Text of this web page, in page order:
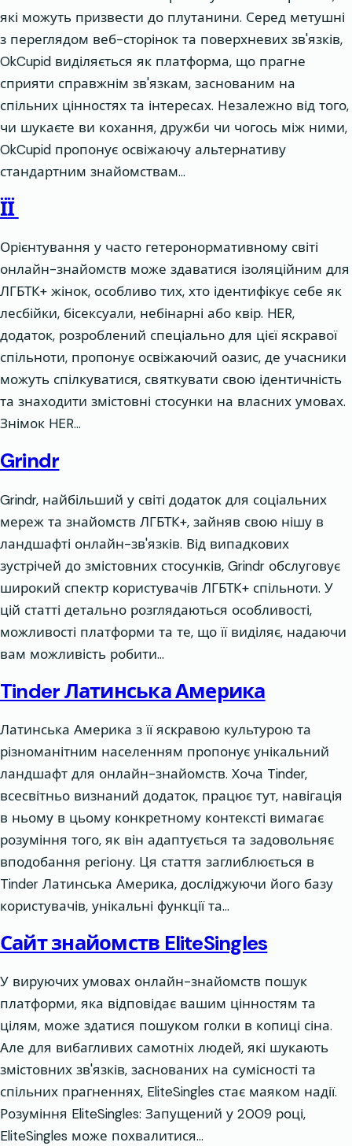
які можуть призвести до плутанини. Серед метушні
з переглядом веб-сторінок та поверхневих зв'язків,
OkCupid виділяється як платформа, що прагне
сприяти справжнім зв'язкам, заснованим на
спільних цінностях та інтересах. Незалежно від того,
чи шукаєте ви кохання, дружби чи чогось між ними,
OkCupid пропонує освіжаючу альтернативу
стандартним знайомствам…
ЇЇ
Орієнтування у часто гетеронормативному світі
онлайн-знайомств може здаватися ізоляційним для
ЛГБТК+ жінок, особливо тих, хто ідентифікує себе як
лесбійки, бісексуали, небінарні або квір. HER,
додаток, розроблений спеціально для цієї яскравої
спільноти, пропонує освіжаючий оазис, де учасники
можуть спілкуватися, святкувати свою ідентичність
та знаходити змістовні стосунки на власних умовах.
Знімок HER…
Grindr
Grindr, найбільший у світі додаток для соціальних
мереж та знайомств ЛГБТК+, зайняв свою нішу в
ландшафті онлайн-зв'язків. Від випадкових
зустрічей до змістовних стосунків, Grindr обслуговує
широкий спектр користувачів ЛГБТК+ спільноти. У
цій статті детально розглядаються особливості,
можливості платформи та те, що її виділяє, надаючи
вам можливість робити…
Tinder Латинська Америка
Латинська Америка з її яскравою культурою та
різноманітним населенням пропонує унікальний
ландшафт для онлайн-знайомств. Хоча Tinder,
всесвітньо визнаний додаток, працює тут, навігація
в ньому в цьому конкретному контексті вимагає
розуміння того, як він адаптується та задовольняє
вподобання регіону. Ця стаття заглиблюється в
Tinder Латинська Америка, досліджуючи його базу
користувачів, унікальні функції та…
Сайт знайомств EliteSingles
У вируючих умовах онлайн-знайомств пошук
платформи, яка відповідає вашим цінностям та
цілям, може здатися пошуком голки в копиці сіна.
Але для вибагливих самотніх людей, які шукають
змістовних зв'язків, заснованих на сумісності та
спільних прагненнях, EliteSingles стає маяком надії.
Розуміння EliteSingles: Запущений у 2009 році,
EliteSingles може похвалитися…